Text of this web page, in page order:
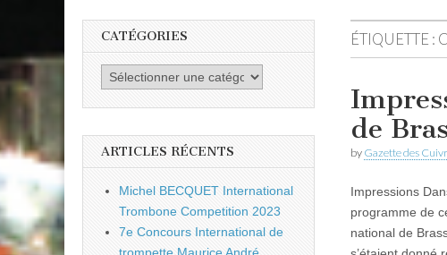
ÉTIQUETTE :
de
by Gazette des
Impressions
programme de
national de
CATÉGORIES
Catégories
ARTICLES RÉCENTS
Michel BECQUET International
Trombone Competition 2023
7e Concours International de